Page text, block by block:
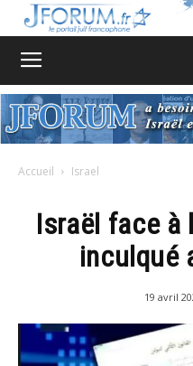
Accueil Israel
Israël face à
inculqué
19 avril